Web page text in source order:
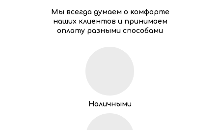
Наличными
Мы всегда думаем о комфорте
наших клиентов и принимаем
оплату разными способами